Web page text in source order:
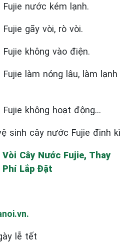
nước kém lạnh.
gãy vòi, rò vòi.
không vào điện.
làm nóng lâu, làm lạnh
không hoạt động…
sinh cây nước Fujie định kì
Cây Nước Fujie, Thay
Lắp Đặt
lễ tết